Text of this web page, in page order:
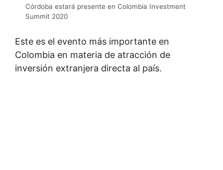
Córdoba estará presente en Colombia Investment
Summit 2020
Este es el evento más importante en
Colombia en materia de atracción de
inversión extranjera directa al país.